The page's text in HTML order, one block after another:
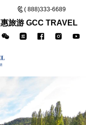
( 888)333-6689
惠旅游 GCC TRAVEL